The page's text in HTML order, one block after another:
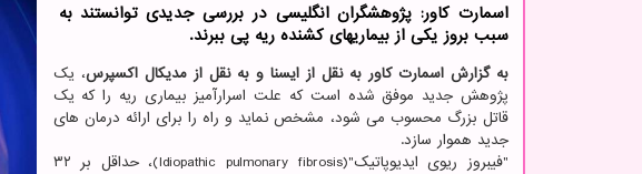
اسمارت کاور: پژوهشگران انگلیسی در بررسی جدیدی توانستند به
سبب بروز یکی از بیماریهای کشنده ریه پی ببرند.
به گزارش اسمارت کاور به نقل از ایسنا و به نقل از مدیکال اکسپرس، یک
پژوهش جدید موفق شده است که علت اسرارآمیز بیماری ریه را که یک
قاتل بزرگ محسوب می شود، مشخص نماید و راه را برای ارائه درمان های
جدید هموار سازد.
"فیبروز ریوی ایدیوپاتیک"(Idiopathic pulmonary fibrosis)، حداقل بر ۳۲